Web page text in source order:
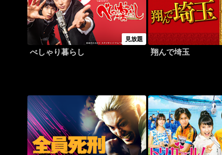
見放題
べしゃり暮らし 翔んで埼玉